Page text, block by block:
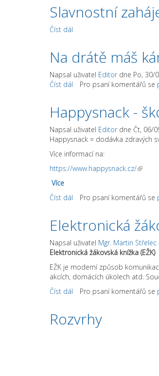
Slavnostní
Číst dál
Na drátě máš
Napsal uživatel Editordne Po, 30/
Číst dál Na drátě máš kámošku...
Pro psaní komentářů se
Happysnack -
Napsal uživatel Editordne Čt, 06/
Happysnack = dodávka zdravých
Více informací na:
https://www.happysnack.cz/(link is
Více
Číst dál Happysnack - školní
Pro psaní komentářů se
Elektronická
Napsal uživatel Mgr. Martin Střelec
Elektronická žákovská knížka (EŽK)
EŽK je moderní způsob
akcích, domácích úkolech atd.
Číst dál Elektronická žákovská
Pro psaní komentářů se
Rozvrhy